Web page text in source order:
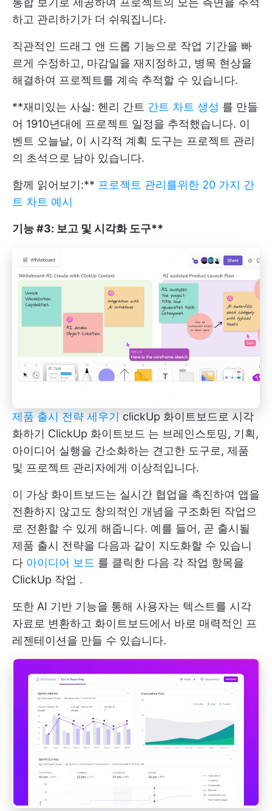
하고 관리하기가 더 쉬워집니다.
직관적인 드래그 앤 드롭 기능으로 작업 기간을 빠
르게 수정하고, 마감일을 재지정하고, 병목 현상을
해결하여 프로젝트를 계속 추적할 수 있습니다.
**재미있는 사실: 헨리 간트 간트 차트 생성 를 만들
어 1910년대에 프로젝트 일정을 추적했습니다. 이
벤트 오늘날, 이 시각적 계획 도구는 프로젝트 관리
의 초석으로 남아 있습니다.
함께 읽어보기:** 프로젝트 관리를위한 20 가지 간
트 차트 예시
기능 #3: 보고 및 시각화 도구**
제품 출시 전략 세우기 clickUp 화이트보드로 시각
화하기 ClickUp 화이트보드 는 브레인스토밍, 기획,
아이디어 실행을 간소화하는 견고한 도구로, 제품
및 프로젝트 관리자에게 이상적입니다.
이 가상 화이트보드는 실시간 협업을 촉진하여 앱을
전환하지 않고도 창의적인 개념을 구조화된 작업으
로 전환할 수 있게 해줍니다. 예를 들어, 곧 출시될
제품 출시 전략을 다음과 같이 지도화할 수 있습니
다 아이디어 보드 를 클릭한 다음 각 작업 항목을
ClickUp 작업 .
또한 AI 기반 기능을 통해 사용자는 텍스트를 시각
자료로 변환하고 화이트보드에서 바로 매력적인 프
레젠테이션을 만들 수 있습니다.